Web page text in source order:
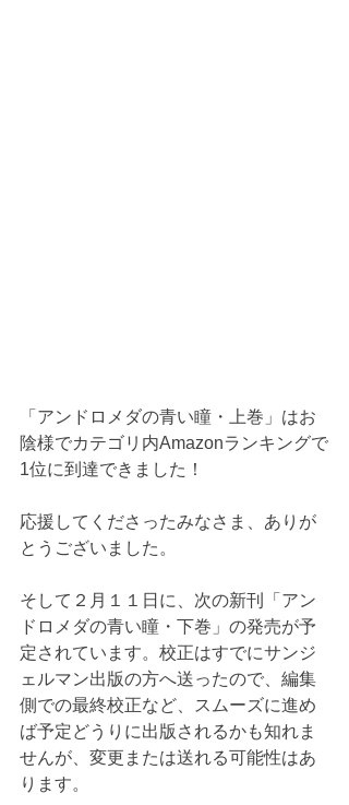
「アンドロメダの青い瞳・上巻」はお
陰様でカテゴリ内Amazonランキングで
1位に到達できました！
応援してくださったみなさま、ありが
とうございました。
そして２月１１日に、次の新刊「アン
ドロメダの青い瞳・下巻」の発売が予
定されています。校正はすでにサンジ
ェルマン出版の方へ送ったので、編集
側での最終校正など、スムーズに進め
ば予定どうりに出版されるかも知れま
せんが、変更または送れる可能性はあ
ります。